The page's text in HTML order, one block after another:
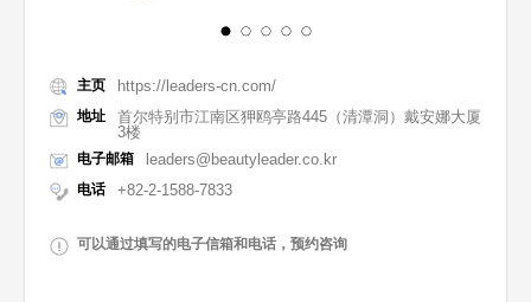
主页 https://leaders-cn.com/
地址
首尔特别市江南区狎鸥亭路445（清潭洞）戴安娜大厦
3楼
电子邮箱 leaders@beautyleader.co.kr
电话 +82-2-1588-7833
可以通过填写的电子信箱和电话，预约咨询